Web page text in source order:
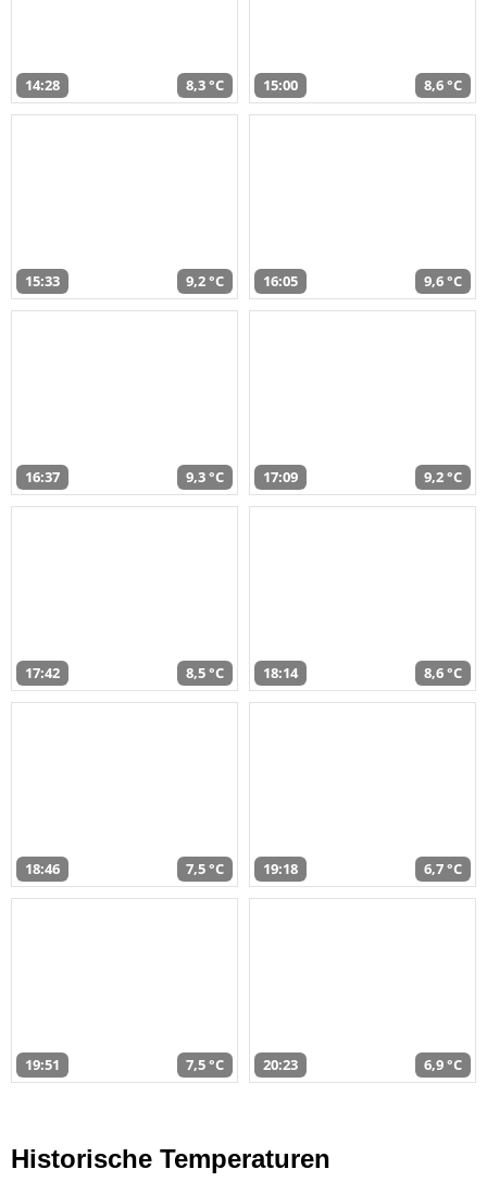
14:28 8,3 °C 15:00 8,6 °C
15:33 9,2 °C 16:05 9,6 °C
16:37 9,3 °C 17:09 9,2 °C
17:42 8,5 °C 18:14 8,6 °C
18:46 7,5 °C 19:18 6,7 °C
19:51 7,5 °C 20:23 6,9 °C
Historische Temperaturen